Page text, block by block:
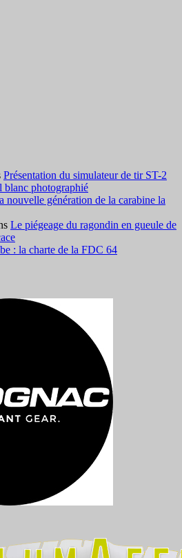
Présentation du simulateur de tir ST-2
blanc photographié
nouvelle génération de la carabine la
Le piégeage du ragondin en gueule de
: la charte de la FDC 64